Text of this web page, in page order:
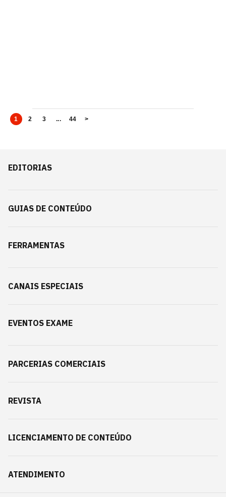
1 2 3 ... 44 >
EDITORIAS
GUIAS DE CONTEÚDO
FERRAMENTAS
CANAIS ESPECIAIS
EVENTOS EXAME
PARCERIAS COMERCIAIS
REVISTA
LICENCIAMENTO DE CONTEÚDO
ATENDIMENTO